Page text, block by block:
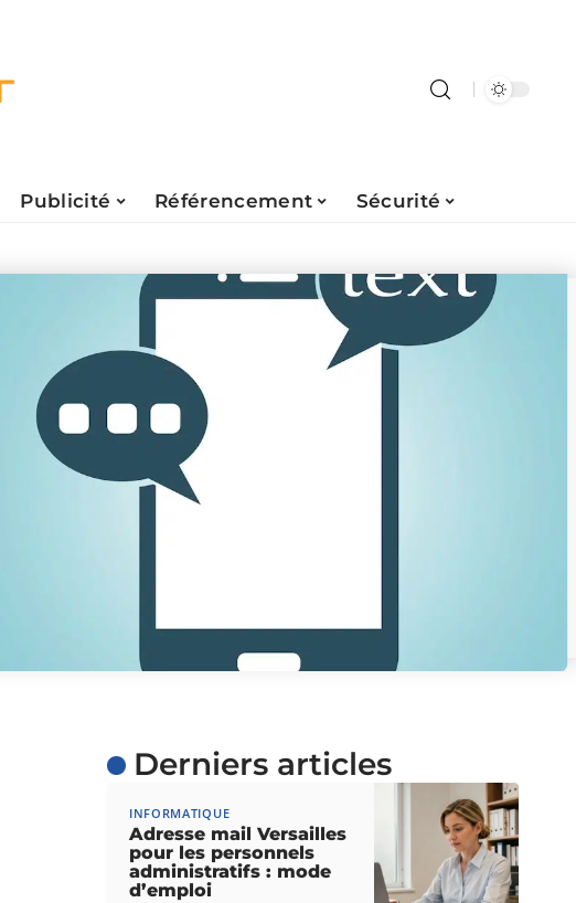
Publicité Référencement Sécurité
Derniers articles
INFORMATIQUE
Adresse mail Versailles
pour les personnels
administratifs : mode
d’emploi